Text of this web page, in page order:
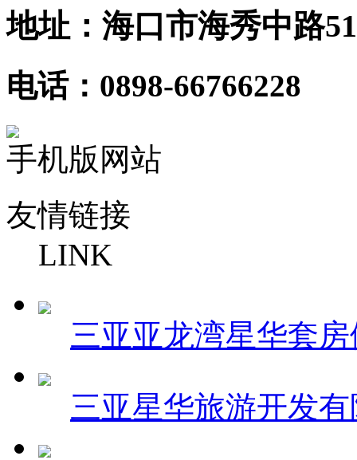
地址：海口市海秀中路
电话：0898-66766228
手机版网站
友情链接
LINK
三亚亚龙湾星华套
三亚星华旅游开发